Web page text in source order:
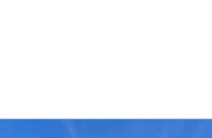
Räume optimal
das Gäste-WC.
zwei großzügige